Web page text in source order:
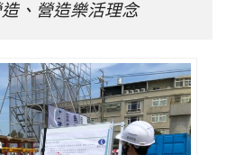
、營造樂活理念